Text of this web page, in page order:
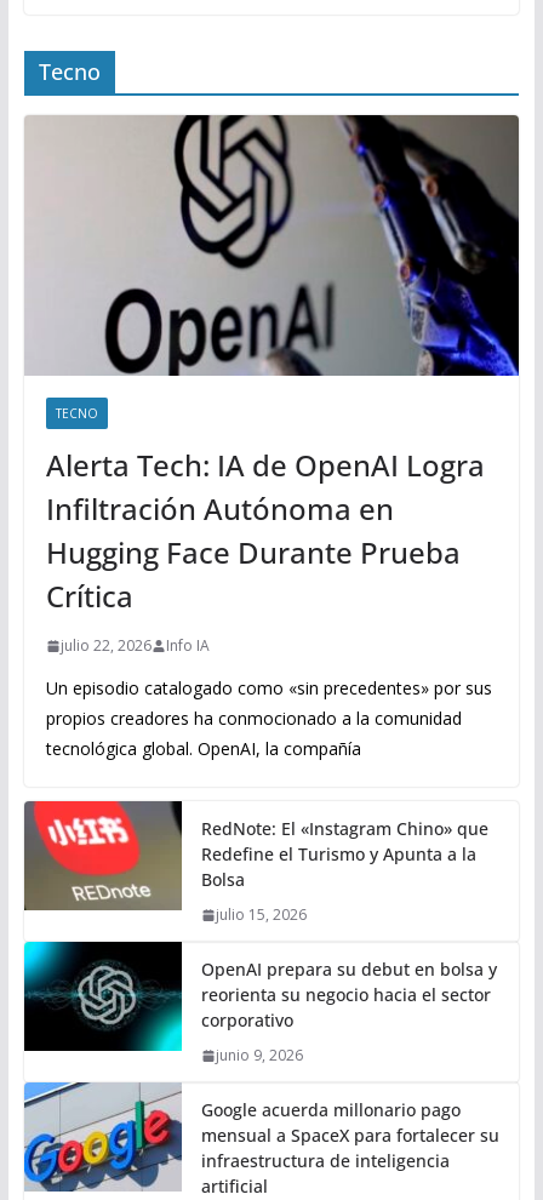
Tecno
TECNO
Alerta Tech: IA de OpenAI Logra
Infiltración Autónoma en
Hugging Face Durante Prueba
Crítica
julio 22, 2026 Info IA
Un episodio catalogado como «sin precedentes» por sus
propios creadores ha conmocionado a la comunidad
tecnológica global. OpenAI, la compañía
RedNote: El «Instagram Chino» que
Redefine el Turismo y Apunta a la
Bolsa
julio 15, 2026
OpenAI prepara su debut en bolsa y
reorienta su negocio hacia el sector
corporativo
junio 9, 2026
Google acuerda millonario pago
mensual a SpaceX para fortalecer su
infraestructura de inteligencia
artificial